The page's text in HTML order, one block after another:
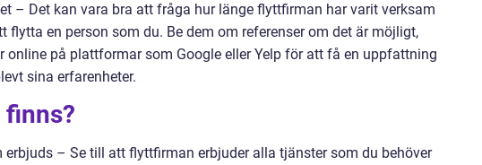
– Det kan vara bra att fråga hur länge flyttfirman har varit verksam
flytta en person som du. Be dem om referenser om det är möjligt,
online på plattformar som Google eller Yelp för att få en uppfattning
sina erfarenheter.
erbjuds – Se till att flyttfirman erbjuder alla tjänster som du behöver